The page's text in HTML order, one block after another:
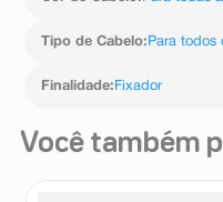
Tipo de Cabelo: Para todos
Finalidade: Fixador
Você também